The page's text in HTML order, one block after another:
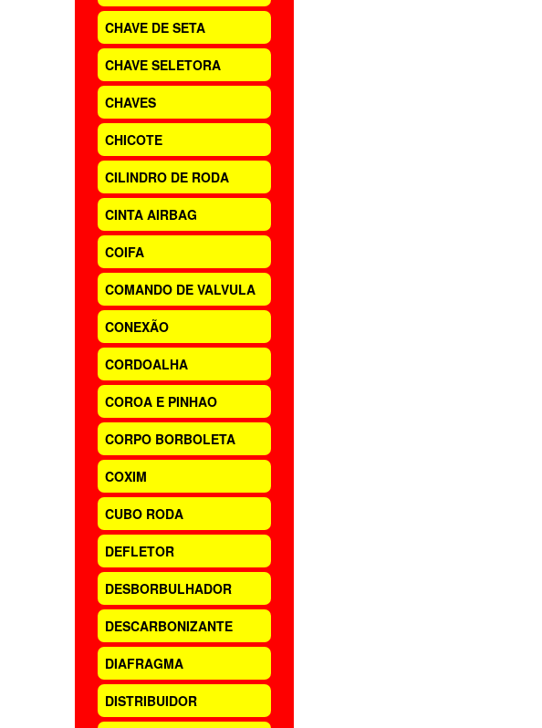
CHAVE DE SETA
CHAVE SELETORA
CHAVES
CHICOTE
CILINDRO DE RODA
CINTA AIRBAG
COIFA
COMANDO DE VALVULA
CONEXÃO
CORDOALHA
COROA E PINHAO
CORPO BORBOLETA
COXIM
CUBO RODA
DEFLETOR
DESBORBULHADOR
DESCARBONIZANTE
DIAFRAGMA
DISTRIBUIDOR